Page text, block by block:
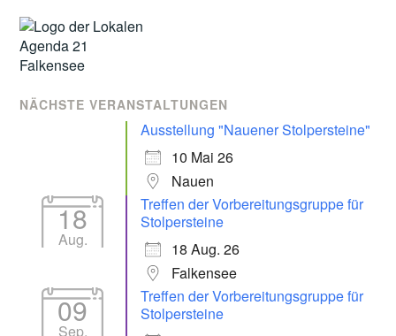
NÄCHSTE VERANSTALTUNGEN
Ausstellung "Nauener Stolpersteine"
10 Mai 26
Nauen
18
Aug.
Treffen der Vorbereitungsgruppe für
Stolpersteine
18 Aug. 26
Falkensee
09
Sep.
Treffen der Vorbereitungsgruppe für
Stolpersteine